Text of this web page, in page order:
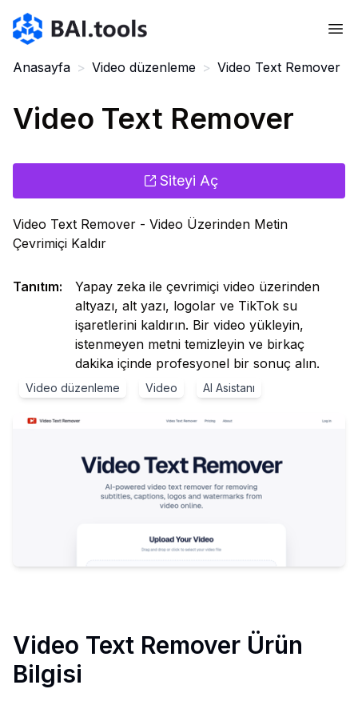
Bai.tools
Anasayfa > Video düzenleme > Video Text Remover
Video Text Remover
Siteyi Aç
Video Text Remover - Video Üzerinden Metin
Çevrimiçi Kaldır
Tanıtım:
Yapay zeka ile çevrimiçi video üzerinden
altyazı, alt yazı, logolar ve TikTok su
işaretlerini kaldırın. Bir video yükleyin,
istenmeyen metni temizleyin ve birkaç
dakika içinde profesyonel bir sonuç alın.
Video düzenleme Video AI Asistanı
Video Text Remover Ürün
Bilgisi